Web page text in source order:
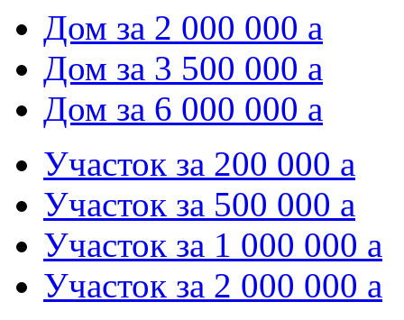
Дом за 2 000 000 a
Дом за 3 500 000 a
Дом за 6 000 000 a
Участок за 200 000 a
Участок за 500 000 a
Участок за 1 000 000 a
Участок за 2 000 000 a